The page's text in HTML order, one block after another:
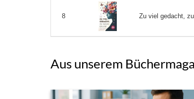
8 Zu viel gedacht,
Aus unserem